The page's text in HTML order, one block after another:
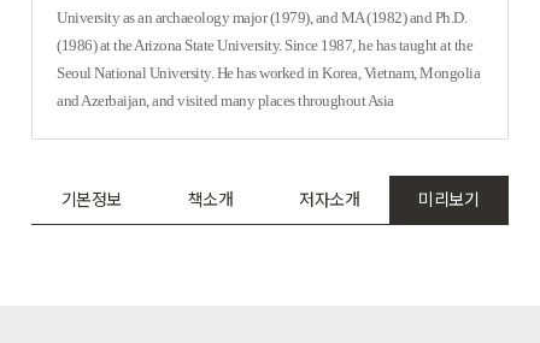
University as an archaeology major (1979), and MA (1982) and Ph.D.
(1986) at the Arizona State University. Since 1987, he has taught at the
Seoul National University. He has worked in Korea, Vietnam, Mongolia
and Azerbaijan, and visited many places throughout Asia
기본정보 책소개 저자소개 미리보기